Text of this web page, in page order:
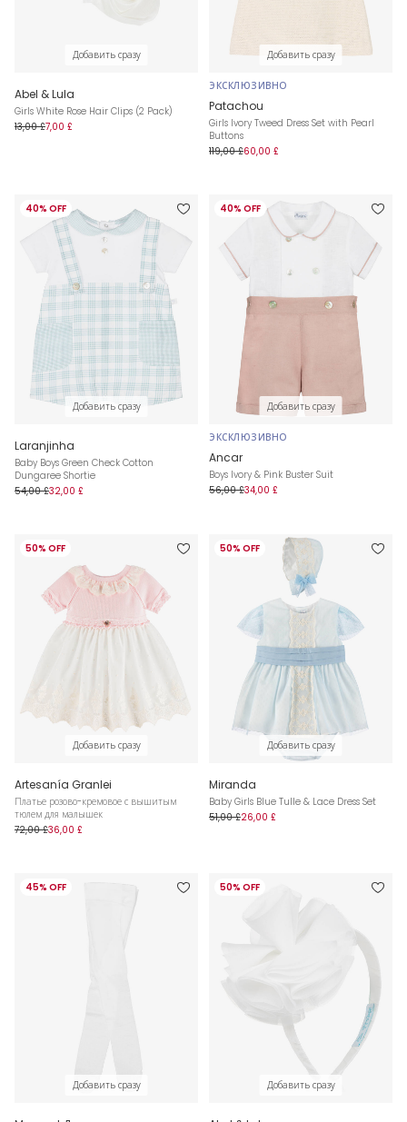
Добавить сразу
Abel & Lula
Girls White Rose Hair Clips (2 Pack)
13,00 £7,00 £
Добавить сразу
ЭКСКЛЮЗИВНО
Patachou
Girls Ivory Tweed Dress Set with Pearl
Buttons
119,00 £60,00 £
40% OFF
Добавить сразу
Laranjinha
Baby Boys Green Check Cotton
Dungaree Shortie
54,00 £32,00 £
40% OFF
Добавить сразу
ЭКСКЛЮЗИВНО
Ancar
Boys Ivory & Pink Buster Suit
56,00 £34,00 £
50% OFF
Добавить сразу
Artesanía Granlei
Платье розово-кремовое с вышитым
тюлем для малышек
72,00 £36,00 £
50% OFF
Добавить сразу
Miranda
Baby Girls Blue Tulle & Lace Dress Set
51,00 £26,00 £
45% OFF
Добавить сразу
50% OFF
Добавить сразу